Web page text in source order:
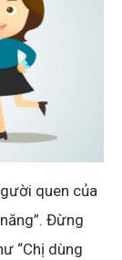
quen của
Đừng
“Chị dùng